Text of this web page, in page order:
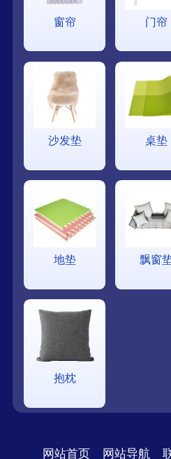
窗帘 门帘
沙发垫 桌垫
地垫 飘窗
抱枕
网站首页 网站导航